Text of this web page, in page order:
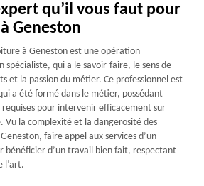
qu’il vous faut pour
Geneston
à Geneston est une opération
spécialiste, qui a le savoir-faire, le sens de
et la passion du métier. Ce professionnel est
a été formé dans le métier, possédant
pour intervenir efficacement sur
Vu la complexité et la dangerosité des
faire appel aux services d’un
bénéficier d’un travail bien fait, respectant
l’art.